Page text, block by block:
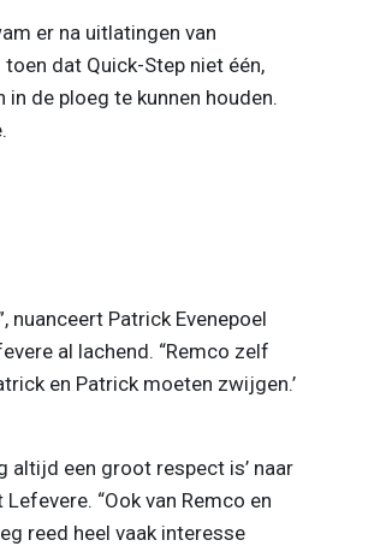
er na uitlatingen van
dat Quick-Step niet één,
de ploeg te kunnen houden.
nuanceert Patrick Evenepoel
al lachend. “Remco zelf
en Patrick moeten zwijgen.’
altijd een groot respect is’ naar
“Ook van Remco en
reed heel vaak interesse